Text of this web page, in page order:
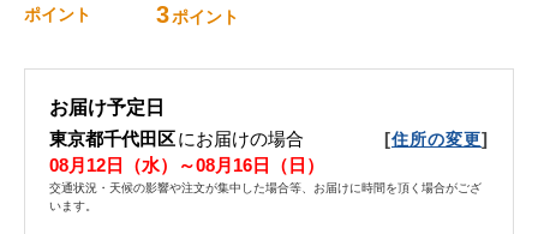
ポイント 3ポイント
お届け予定日
東京都千代田区にお届けの場合 [住所の変更]
08月12日（水）～08月16日（日）
交通状況・天候の影響や注文が集中した場合等、お届けに時間を頂く場合がござ
います。